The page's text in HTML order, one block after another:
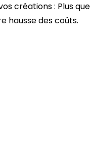
créations : Plus
hausse des coûts.